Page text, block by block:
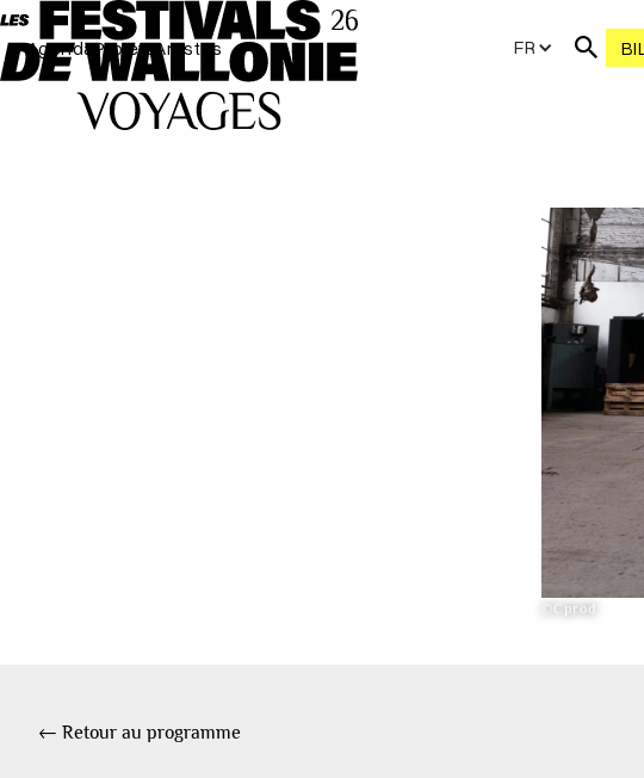
AgendaProjetsArtistes FR
©Cprod
← Retour au programme